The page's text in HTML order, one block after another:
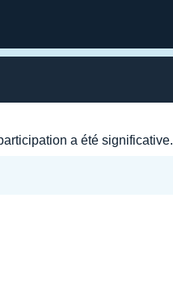
a été significative.